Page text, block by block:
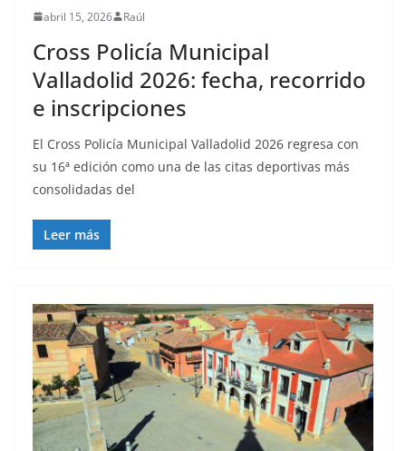
abril 15, 2026 Raúl
Cross Policía Municipal
Valladolid 2026: fecha, recorrido
e inscripciones
El Cross Policía Municipal Valladolid 2026 regresa con
su 16ª edición como una de las citas deportivas más
consolidadas del
Leer más